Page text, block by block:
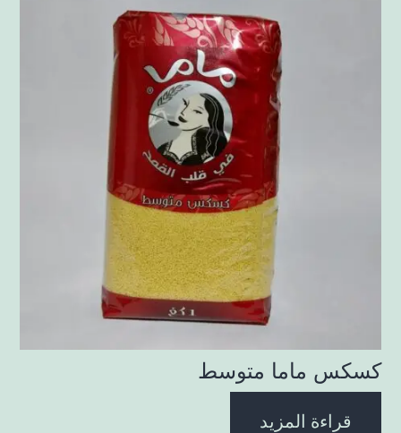
كسكس ماما متوسط
قراءة المزيد